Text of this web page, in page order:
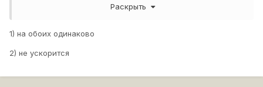
остальных 3х танкистов?Раскрыть
1) на обоих одинаково
2) не ускорится